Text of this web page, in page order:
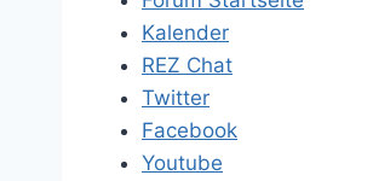
Kalender
REZ Chat
Twitter
Facebook
Youtube